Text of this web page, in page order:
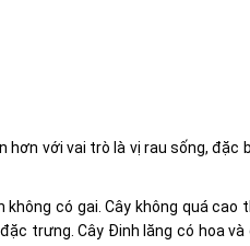
với vai trò là vị rau sống, đặc
có gai. Cây không quá
trưng. Cây Đinh lăng có hoa và